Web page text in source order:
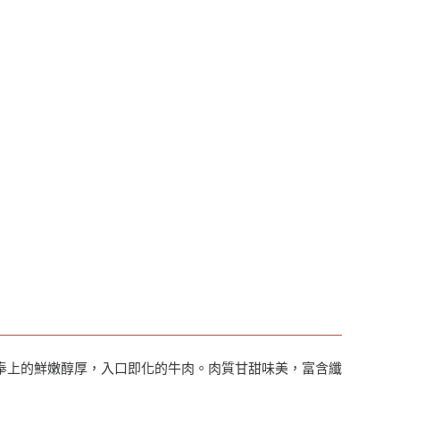
的鮮嫩醇厚，入口即化的牛肉。肉質甘甜味美，富含纖